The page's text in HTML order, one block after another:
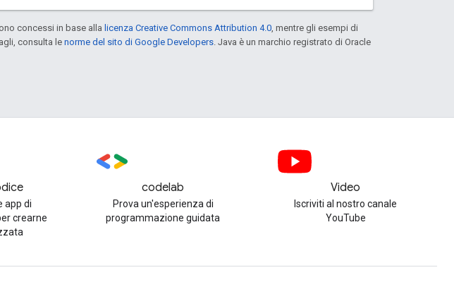
concessi in base alla licenza Creative Commons Attribution 4.0 , mentre gli esempi di
consulta lenorme del sito di Google Developers . Java è un marchio registrato di Oracle
app di
crearne
codelab
Prova un'esperienza di
programmazione guidata
Video
Iscriviti al nostro canale
YouTube